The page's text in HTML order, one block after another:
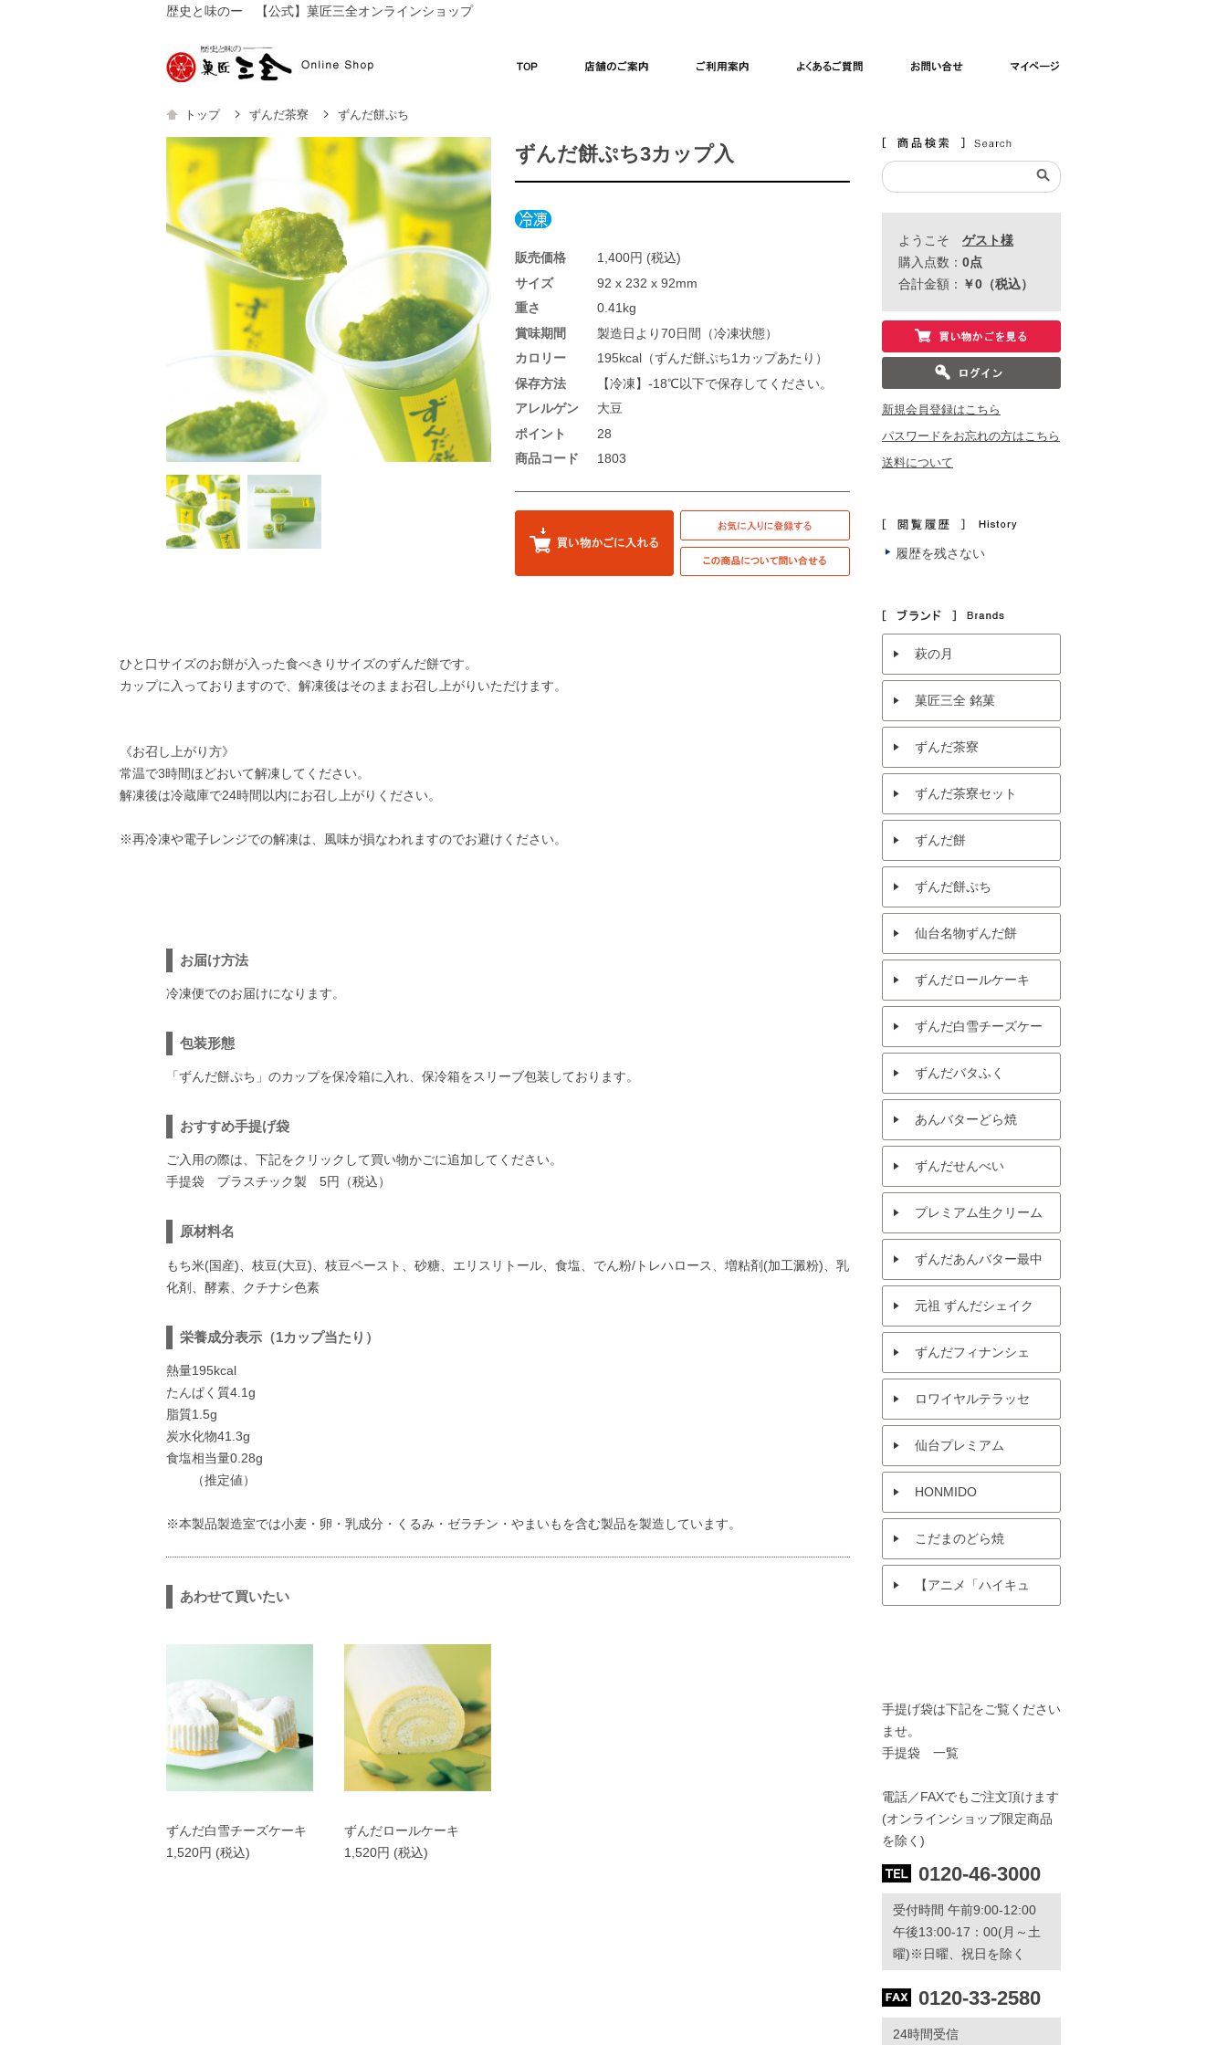
歴史と味のー 【公式】菓匠三全オンラインショップ
店舗のご案内 ご利用案内 よくあるご質問 お問い合わせ
トップ ずんだ茶寮 ずんだ餅ぷち
ずんだ餅ぷち3カップ入
販売価格 1,400円 (税込)
サイズ
92 x 232 x 92mm
重さ
0.41kg
賞味期間
製造日より70日間（冷凍状態）
カロリー
195kcal（ずんだ餅ぷち1カップあたり）
保存方法
【冷凍】-18℃以下で保存してください。
アレルゲン
大豆
ポイント
28
商品コード
1803
ひと口サイズのお餅が入った食べきりサイズのずんだ餅です。
カップに入っておりますので、解凍後はそのままお召し上がりいただけます。
《お召し上がり方》
常温で3時間ほどおいて解凍してください。
解凍後は冷蔵庫で24時間以内にお召し上がりください。
※再冷凍や電子レンジでの解凍は、風味が損なわれますのでお避けください。
お届け方法
冷凍便でのお届けになります。
包装形態
「ずんだ餅ぷち」のカップを保冷箱に入れ、保冷箱をスリーブ包装しております。
おすすめ手提げ袋
ご入用の際は、下記をクリックして買い物かごに追加してください。
手提袋 プラスチック製 5円（税込）
原材料名
もち米(国産)、枝豆(大豆)、枝豆ペースト、砂糖、エリスリトール、食塩、でん粉/トレハロース、増粘剤(加工澱粉)、乳
化剤、酵素、クチナシ色素
栄養成分表示（1カップ当たり）
熱量195kcal
たんぱく質4.1g
脂質1.5g
炭水化物41.3g
食塩相当量0.28g
（推定値）
※本製品製造室では小麦・卵・乳成分・くるみ・ゼラチン・やまいもを含む製品を製造しています。
あわせて買いたい
ずんだ白雪チーズケーキ
1,520円 (税込)
ずんだロールケーキ
1,520円 (税込)
ようこそ
ゲスト様
購入点数： 0点
合計金額： ￥0 （税込）
新規会員登録はこちら
パスワードをお忘れの方はこちら
送料について
履歴を残さない
萩の月
菓匠三全 銘菓
ずんだ茶寮
ずんだ茶寮セット
ずんだ餅
ずんだ餅ぷち
仙台名物ずんだ餅
ずんだロールケーキ
ずんだ白雪チーズケー
キ
ずんだバタふく
あんバターどら焼
ずんだせんべい
プレミアム生クリーム
パン ずんだシェイク風
ずんだあんバター最中
元祖 ずんだシェイク
ずんだフィナンシェ
ロワイヤルテラッセ
仙台プレミアム
HONMIDO
こだまのどら焼
【アニメ「ハイキュ
手提げ袋は下記をご覧ください
ませ。
手提袋 一覧
電話／FAXでもご注文頂けます
(オンラインショップ限定商品
を除く)
0120-46-3000
受付時間 午前9:00-12:00
午後13:00-17：00(月～土
曜)※日曜、祝日を除く
0120-33-2580
24時間受信